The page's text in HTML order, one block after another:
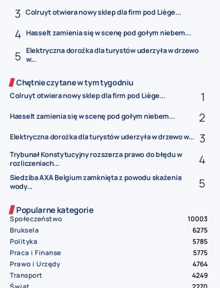
Colruyt otwiera nowy sklep dla firm pod Liège...
Hasselt zamienia się w scenę pod gołym niebem...
Elektryczna dorożka dla turystów uderzyła w drzewo
w...
Chętnie czytane w tym tygodniu
Colruyt otwiera nowy sklep dla firm pod Liège...
Hasselt zamienia się w scenę pod gołym niebem...
Elektryczna dorożka dla turystów uderzyła w drzewo w...
Trybunał Konstytucyjny rozszerza prawo do błędu w
rozliczeniach...
Siedziba AXA Belgium zamknięta z powodu skażenia
wody...
Popularne kategorie
Społeczeństwo
10003
Bruksela
6275
Polityka
5785
Praca i Finanse
5775
Prawo i Urzędy
4764
Transport
4249